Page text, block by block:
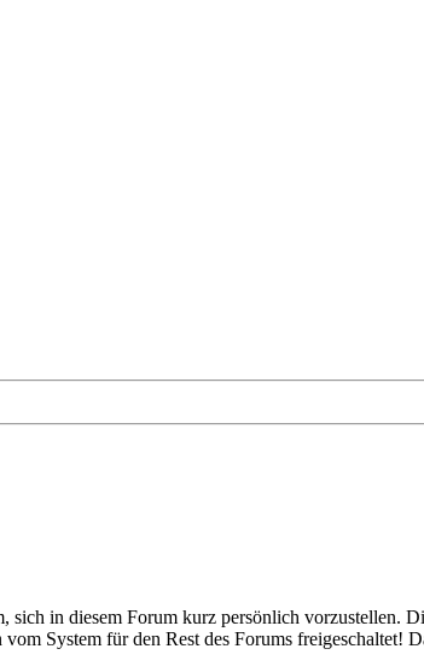
in diesem Forum kurz persönlich vorzustellen.
System für den Rest des Forums freigeschaltet!